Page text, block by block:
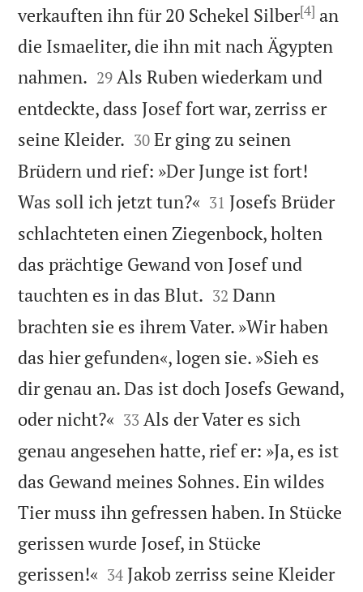
verkauften ihn für 20 Schekel Silber[4] an
die Ismaeliter, die ihn mit nach Ägypten
nahmen. 

29 Als Ruben wiederkam und
entdeckte, dass Josef fort war, zerriss er
seine Kleider. 

30 Er ging zu seinen
Brüdern und rief: »Der Junge ist fort!
Was soll ich jetzt tun?« 

31 Josefs Brüder
schlachteten einen Ziegenbock, holten
das prächtige Gewand von Josef und
tauchten es in das Blut. 

32 Dann
brachten sie es ihrem Vater. »Wir haben
das hier gefunden«, logen sie. »Sieh es
dir genau an. Das ist doch Josefs Gewand,
oder nicht?« 

33 Als der Vater es sich
genau angesehen hatte, rief er: »Ja, es ist
das Gewand meines Sohnes. Ein wildes
Tier muss ihn gefressen haben. In Stücke
gerissen wurde Josef, in Stücke
gerissen!« 

34 Jakob zerriss seine Kleider